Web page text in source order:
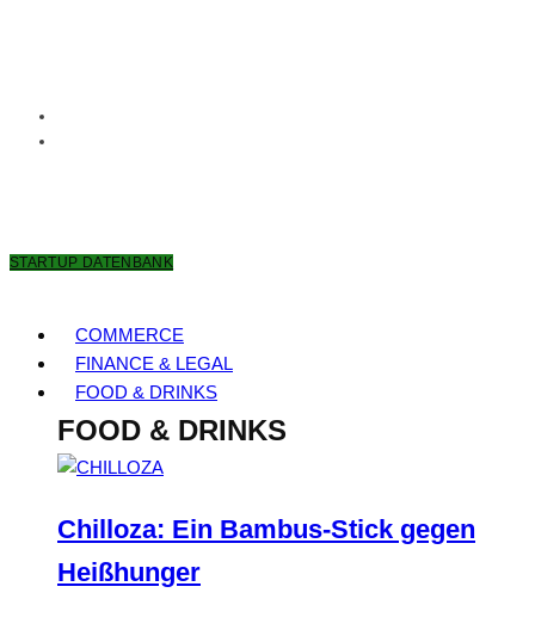
STARTUP DATENBANK
COMMERCE
FINANCE & LEGAL
FOOD & DRINKS
FOOD & DRINKS
Chilloza: Ein Bambus-Stick gegen
Heißhunger